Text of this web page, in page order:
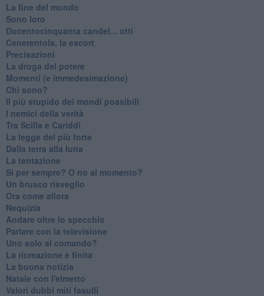
La fine del mondo
Sono loro
Ducentocinquanta candel... otti
Cenerentola, la escort
Precisazioni
La droga del potere
Momenti (e immedesimazione)
Chi sono?
Il più stupido dei mondi possibili
I nemici della verità
Tra Scilla e Cariddi
La legge del più forte
Dalla terra alla luna
La tentazione
​Sì per sempre? O no al momento?
Un brusco risveglio
Ora come allora
Nequizia
Andare oltre lo specchio
Parlare con la televisione
Uno solo al comando?
La ricreazione è finita
La buona notizia
Natale con l'elmetto
Valori dubbi miti fasulli